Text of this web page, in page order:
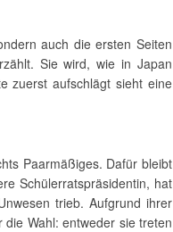
auch die ersten Seiten
Sie wird, wie in Japan
zuerst aufschlägt sieht eine
Paarmäßiges. Dafür bleibt
Schülerratspräsidentin, hat
trieb. Aufgrund ihrer
Wahl: entweder sie treten